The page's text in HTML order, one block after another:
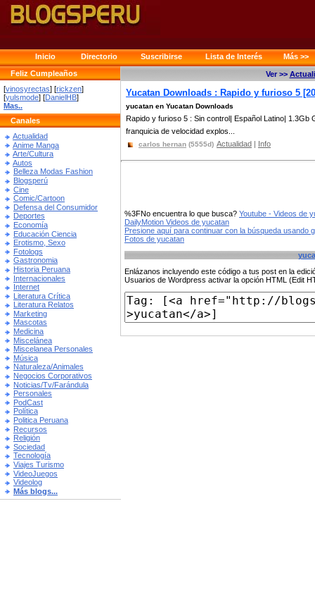
Inicio Directorio Suscribirse Lista de Interés
Más >>
Feliz Cumpleaños
[vinosyrectas] [rickzen]
[yulsmode] [DanielHB]
Mas..
Canales
Actualidad
Anime Manga
Arte/Cultura
Autos
Belleza Modas Fashion
Blogsperú
Cine
Comic/Cartoon
Defensa del Consumidor
Deportes
Economía
Educación Ciencia
Erotismo, Sexo
Fotologs
Gastronomia
Historia Peruana
Internacionales
Internet
Literatura Crítica
Literatura Relatos
Marketing
Mascotas
Medicina
Miscelánea
Miscelanea Personales
Música
Naturaleza/Animales
Negocios Corporativos
Noticias/Tv/Farándula
Personales
PodCast
Política
Politica Peruana
Recursos
Religión
Sociedad
Tecnología
Viajes Turismo
VideoJuegos
Videolog
Más blogs...
Ver >>
Yucatan Downloads : Rapido y furioso 5
yucatan en Yucatan Downloads
Rapido y furioso 5 : Sin control| Español Latino|
franquicia de velocidad explos...
carlos hernan (5555d) Actualidad | Info
%3FNo encuentra lo que busca? Youtube - Videos de
DailyMotion Videos de yucatan
Presione aquí para continuar con la búsqueda usando
Fotos de yucatan
Enlázanos incluyendo este código a tus post en la
Usuarios de Wordpress activar la opción HTML (Edit